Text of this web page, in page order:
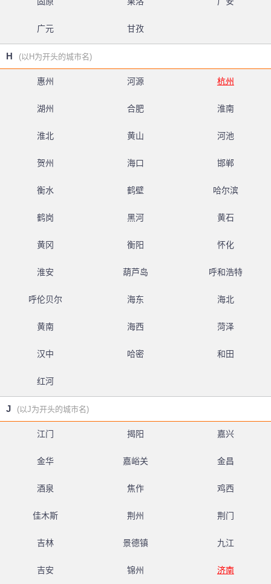
广元 甘孜
H (以H为开头的城市名)
惠州 河源 杭州
湖州 合肥 淮南
淮北 黄山 河池
贺州 海口 邯郸
衡水 鹤壁 哈尔滨
鹤岗 黑河 黄石
黄冈 衡阳 怀化
淮安 葫芦岛 呼和浩特
呼伦贝尔 海东 海北
黄南 海西 菏泽
汉中 哈密 和田
红河
J (以J为开头的城市名)
江门 揭阳 嘉兴
金华 嘉峪关 金昌
酒泉 焦作 鸡西
佳木斯 荆州 荆门
吉林 景德镇 九江
吉安 锦州 济南